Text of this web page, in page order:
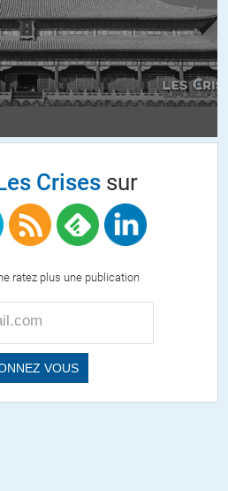
démocratiques » les USA adorent
» en leur attribuant des
gardent bien de permettre qu’on
« l’idéal démocratique » de
destinés à « libérer » les
leur existence.
« humanitaires » à l’encontre de
elle s’entoure de « partenaires »
aide inconditionnelle dans les
», Corée du nord comprise, car ces
Crisessur
ratez plus une publication